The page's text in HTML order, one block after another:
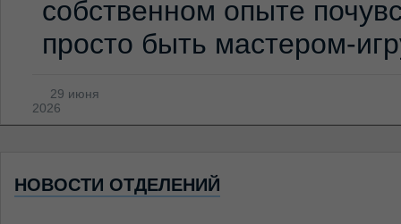
собственном опыте
просто быть мастером-
29 июня
2026
НОВОСТИ ОТДЕЛЕНИЙ